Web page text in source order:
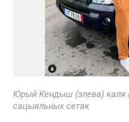
Юрый Кендыш (злева) каля
сацыяльных сетак